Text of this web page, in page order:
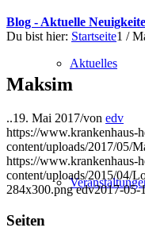
Aktuelles
Blog - Aktuelle
Du bist hier: Startseite1 /
Maksim
..19. Mai 2017/von edv
https://www.krankenhaus-
content/uploads/2017/05/
https://www.krankenhaus-
content/uploads/2015/04/
284x300.png edv2017-05-
Seiten